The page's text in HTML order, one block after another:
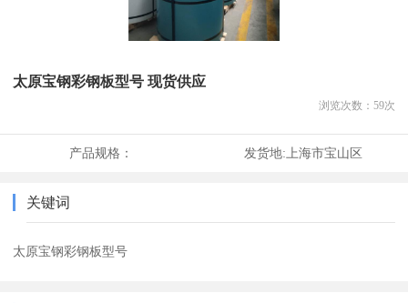
太原宝钢彩钢板型号 现货供应
浏览次数： 59次
产品规格： 发货地: 上海市宝山区
关键词
太原宝钢彩钢板型号